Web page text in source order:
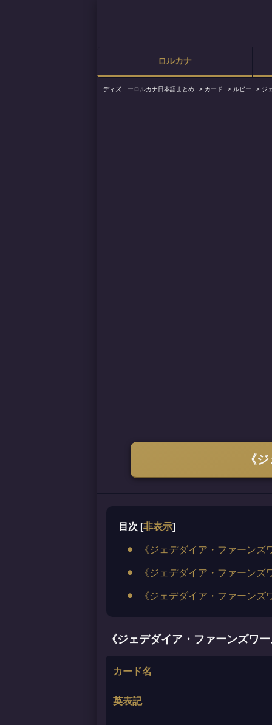
ロルカナ
ディズニーロルカナ日本語まとめ > カード > ルビー > ジ
《
目次 [非表示]
《ジェデダイア・ファーン
《ジェデダイア・ファーン
《ジェデダイア・ファーンズ
《ジェデダイア・ファーンズワ
カード名
英表記